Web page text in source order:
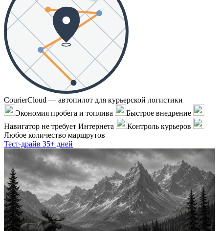
CourierCloud — автопилот для курьерской логистики
Экономия пробега и топлива
Быстрое внедрение
Навигатор не требует Интернета
Контроль курьеров
Любое количество маршрутов
Тест-драйв 35+ дней